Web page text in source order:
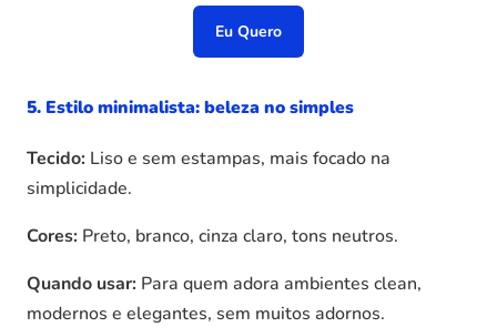
Eu Quero
5. Estilo minimalista: beleza no simples
Tecido: Liso e sem estampas, mais focado na
simplicidade.
Cores: Preto, branco, cinza claro, tons neutros.
Quando usar: Para quem adora ambientes clean,
modernos e elegantes, sem muitos adornos.